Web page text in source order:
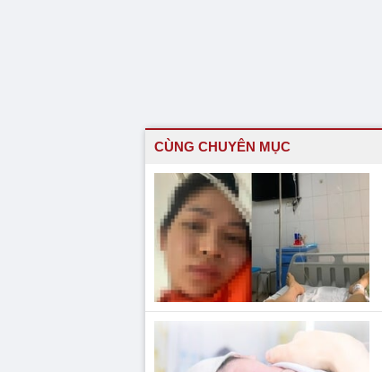
CÙNG CHUYÊN MỤC